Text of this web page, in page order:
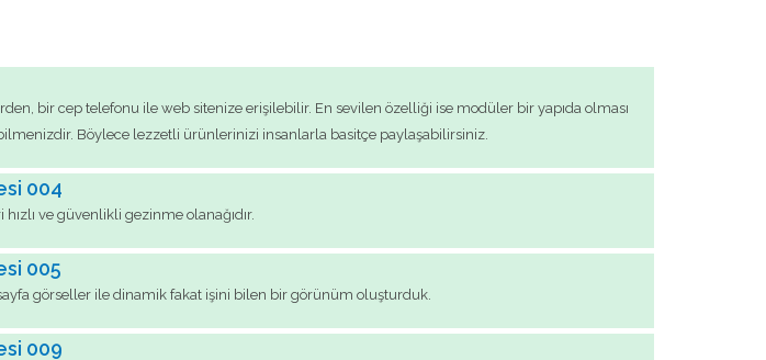
bir cep telefonu ile web sitenize erişilebilir. En sevilen özelliği ise modüler bir yapıda olması
Böylece lezzetli ürünlerinizi insanlarla basitçe paylaşabilirsiniz.
004
ve güvenlikli gezinme olanağıdır.
005
görseller ile dinamik fakat işini bilen bir görünüm oluşturduk.
009